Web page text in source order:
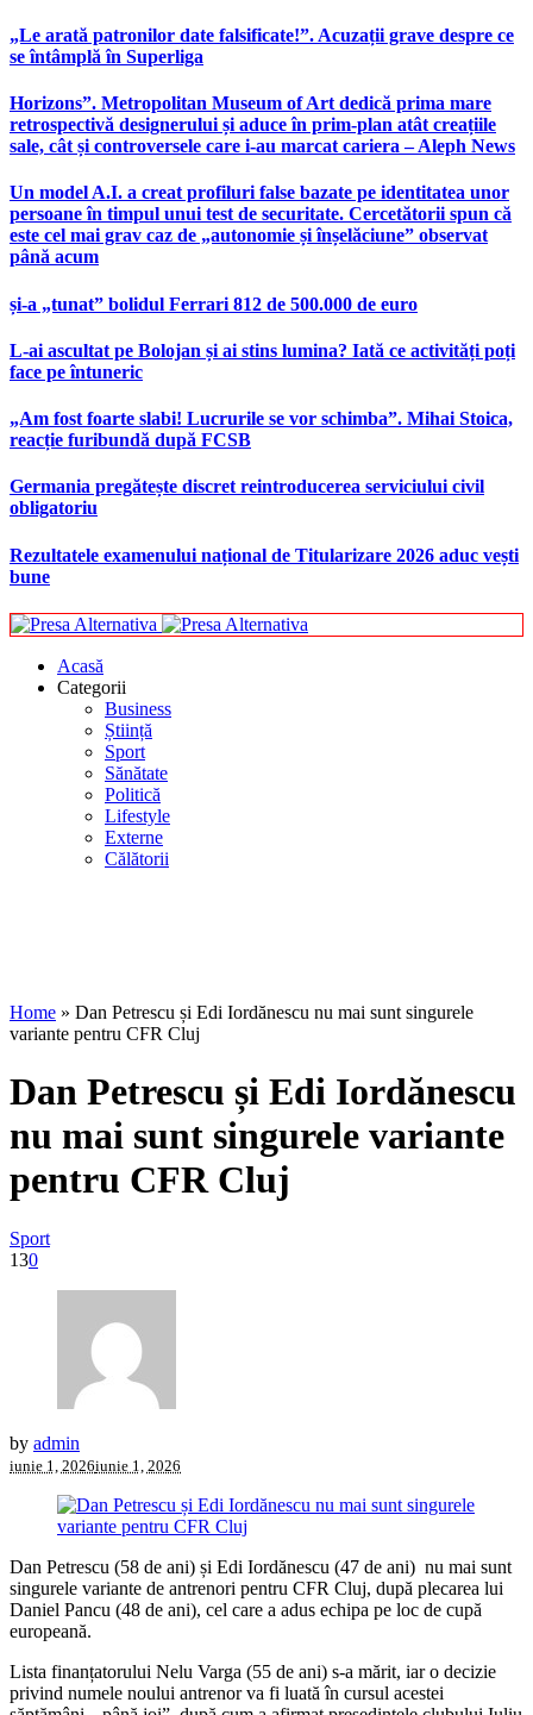
„Le arată patronilor date falsificate!”. Acuzații grave despre ce
se întâmplă în Superliga
Horizons”. Metropolitan Museum of Art dedică prima mare
retrospectivă designerului și aduce în prim-plan atât creațiile
sale, cât și controversele care i-au marcat cariera – Aleph News
Un model A.I. a creat profiluri false bazate pe identitatea unor
persoane în timpul unui test de securitate. Cercetătorii spun că
este cel mai grav caz de „autonomie și înșelăciune” observat
până acum
și-a „tunat” bolidul Ferrari 812 de 500.000 de euro
L-ai ascultat pe Bolojan și ai stins lumina? Iată ce activități poți
face pe întuneric
„Am fost foarte slabi! Lucrurile se vor schimba”. Mihai Stoica,
reacție furibundă după FCSB
Germania pregătește discret reintroducerea serviciului civil
obligatoriu
Rezultatele examenului național de Titularizare 2026 aduc vești
bune
Acasă
Categorii
Business
Știință
Sport
Sănătate
Politică
Lifestyle
Externe
Călătorii
Home » Dan Petrescu și Edi Iordănescu nu mai sunt singurele
variante pentru CFR Cluj
Dan Petrescu și Edi Iordănescu
nu mai sunt singurele variante
pentru CFR Cluj
Sport
130
by admin
iunie 1, 2026iunie 1, 2026
Dan Petrescu (58 de ani) și Edi Iordănescu (47 de ani) nu mai sunt
singurele variante de antrenori pentru CFR Cluj, după plecarea lui
Daniel Pancu (48 de ani), cel care a adus echipa pe loc de cupă
europeană.
Lista finanțatorului Nelu Varga (55 de ani) s-a mărit, iar o decizie
privind numele noului antrenor va fi luată în cursul acestei